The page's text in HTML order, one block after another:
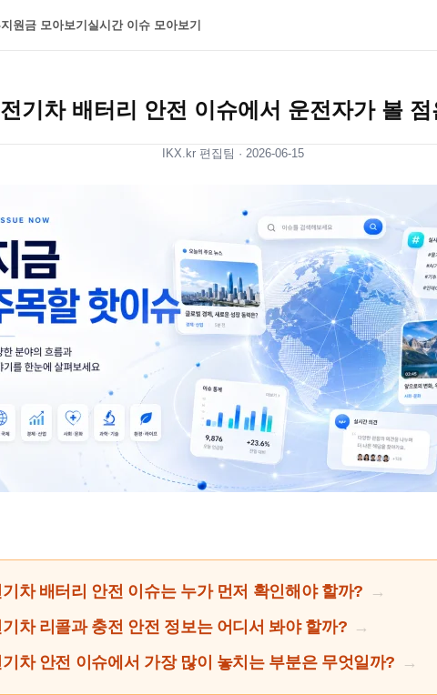
원금 모아보기 실시간 이슈 모아보기
전기차 배터리 안전 이슈에서 운전자가 볼
IKX.kr 편집팀 · 2026-06-15
기차 배터리 안전 이슈는 누가 먼저 확인해야 할까?
기차 리콜과 충전 안전 정보는 어디서 봐야 할까?
기차 안전 이슈에서 가장 많이 놓치는 부분은 무엇일까?